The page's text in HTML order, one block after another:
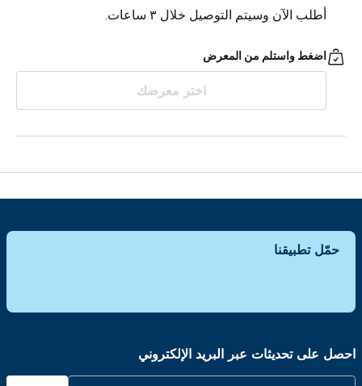
أطلب الآن وسيتم التوصيل خلال ٣ ساعات.
اضغط واستلم من المعرض
اختر معرضك
حمّل تطبيقنا
احصل على تحديثات عبر البريد الإلكتروني